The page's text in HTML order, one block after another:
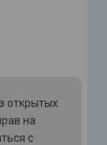
открытых
на
с